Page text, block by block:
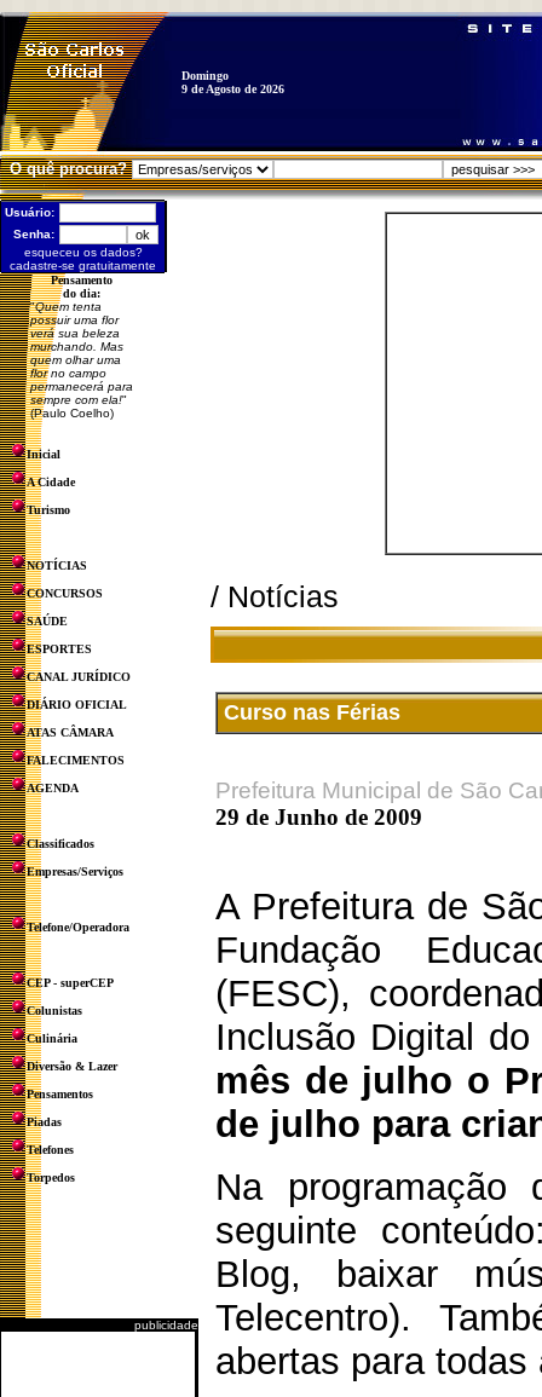
Domingo
9 de Agosto de 2026
O quê procura?
Usuário:
Senha:
esqueceu os dados?
cadastre-se gratuitamente
Pensamento
do dia:
"Quem tenta
possuir uma flor
verá sua beleza
murchando. Mas
quem olhar uma
flor no campo
permanecerá para
sempre com ela!"
(Paulo Coelho)
Inicial
A Cidade
Turismo
NOTÍCIAS
CONCURSOS
SAÚDE
ESPORTES
CANAL JURÍDICO
DIÁRIO OFICIAL
ATAS CÂMARA
FALECIMENTOS
AGENDA
Classificados
Empresas/Serviços
Telefone/Operadora
CEP - superCEP
Colunistas
Culinária
Diversão & Lazer
Pensamentos
Piadas
Telefones
Torpedos
publicidade
/ Notícias
Curso nas Férias
Prefeitura Municipal de São
29 de Junho de 2009
A Prefeitura de
Fundação
(FESC),
Inclusão Digital
mês de julho o
de julho para
Na
seguinte
Blog, baixar
Telecentro).
abertas para